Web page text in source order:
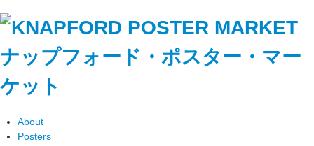
ナップフォード・ポスター・マー
ケット
About
Posters